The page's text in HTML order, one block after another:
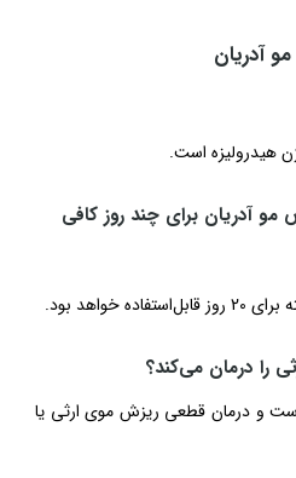
آدریان
مو آدریان برای چند روز کافی
بود.
را درمان می‌کند؟
و درمان قطعی ریزش موی ارثی یا